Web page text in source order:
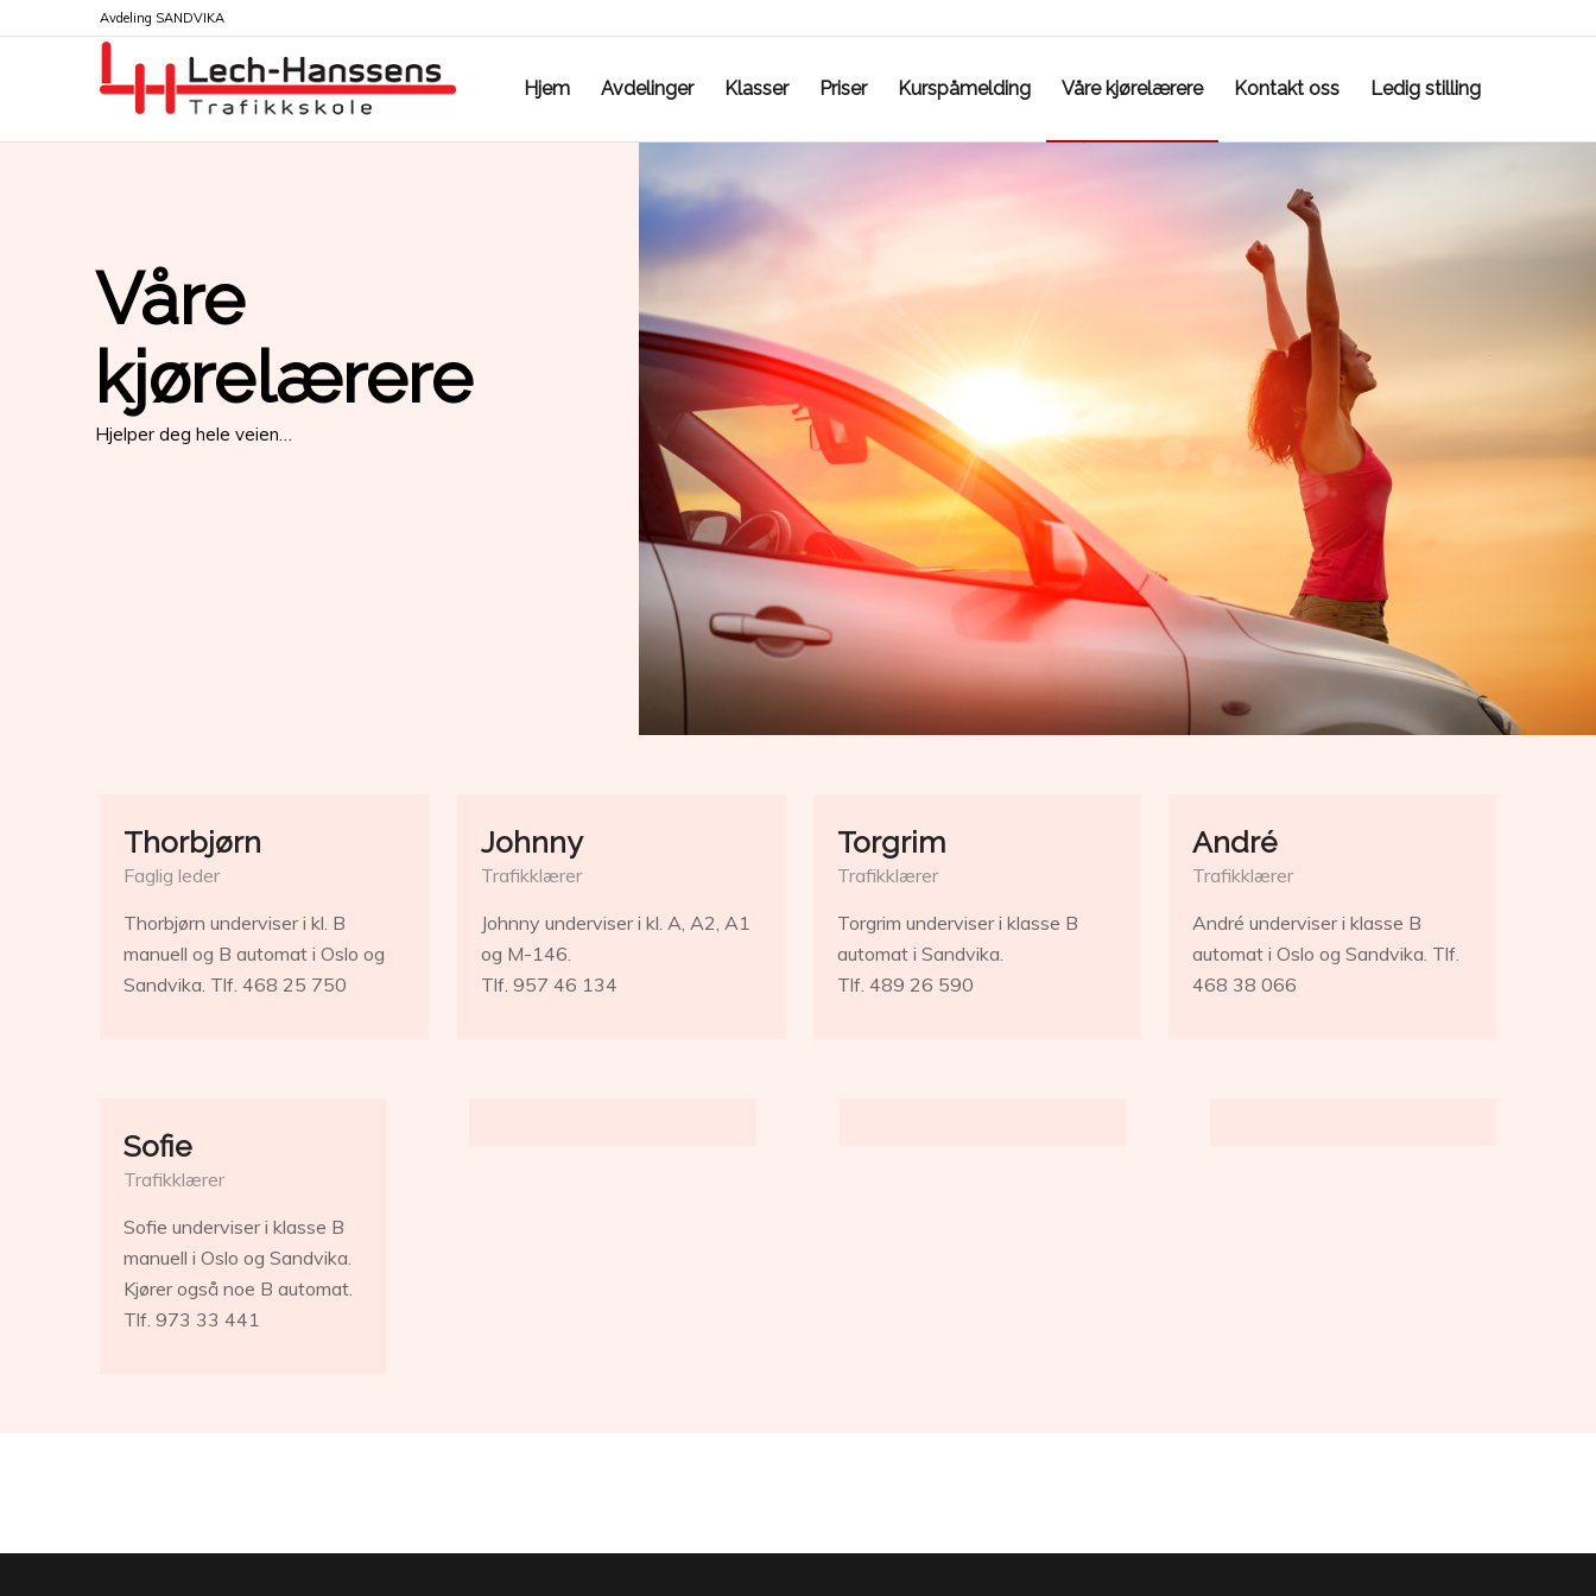
Avdeling SANDVIKA
Hjem Avdelinger Klasser Priser Kurspåmelding Våre kjørelærere Kontakt oss Ledig stilling
Våre
kjørelærere
Hjelper deg hele veien…
Thorbjørn
Faglig leder
Thorbjørn underviser i kl. B
manuell og B automat i Oslo og
Sandvika. Tlf. 468 25 750
Johnny
Trafikklærer
Johnny underviser i kl. A, A2, A1
og M-146.
Tlf. 957 46 134
Torgrim
Trafikklærer
Torgrim underviser i klasse B
automat i Sandvika.
Tlf. 489 26 590
André
Trafikklærer
André underviser i klasse B
automat i Oslo og Sandvika. Tlf.
468 38 066
Sofie
Trafikklærer
Sofie underviser i klasse B
manuell i Oslo og Sandvika.
Kjører også noe B automat.
Tlf. 973 33 441